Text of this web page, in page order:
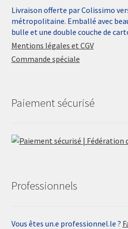
Livraison offerte par Colissimo
métropolitaine. Emballé avec
bulle et une double couche de
Mentions légales et CGV
Commande spéciale
Paiement sécurisé
Professionnels
Vous êtes un.e professionnel.le ?